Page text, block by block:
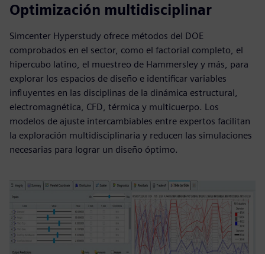
Optimización multidisciplinar
Simcenter Hyperstudy ofrece métodos del DOE
comprobados en el sector, como el factorial completo, el
hipercubo latino, el muestreo de Hammersley y más, para
explorar los espacios de diseño e identificar variables
influyentes en las disciplinas de la dinámica estructural,
electromagnética, CFD, térmica y multicuerpo. Los
modelos de ajuste intercambiables entre expertos facilitan
la exploración multidisciplinaria y reducen las simulaciones
necesarias para lograr un diseño óptimo.